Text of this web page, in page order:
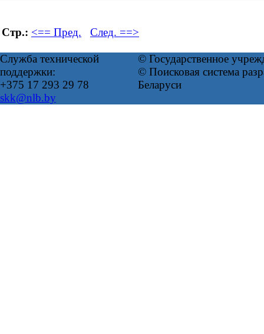
Стр.: <== Пред. След. ==>
Служба технической
поддержки:
+375 17 293 29 78
skk@nlb.by
© Государственное
© Поисковая система
Беларуси